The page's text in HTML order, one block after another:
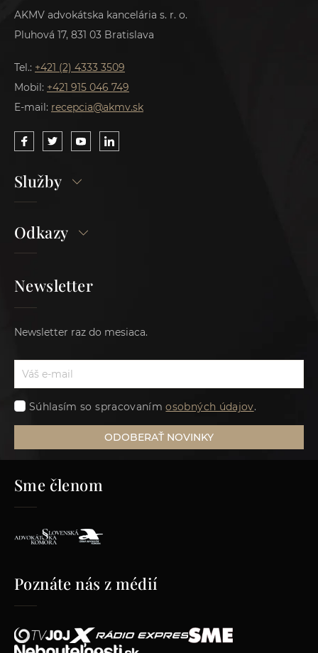
AKMV advokátska kancelária s. r. o.
Pluhová 17, 831 03 Bratislava
Tel.: +421 (2) 4333 3509
Mobil: +421 915 046 749
E-mail: recepcia@akmv.sk
Služby
Odkazy
Newsletter
Newsletter raz do mesiaca.
Súhlasím so spracovanímosobných údajov.
ODOBERAŤ NOVINKY
Sme členom
Poznáte nás z médií